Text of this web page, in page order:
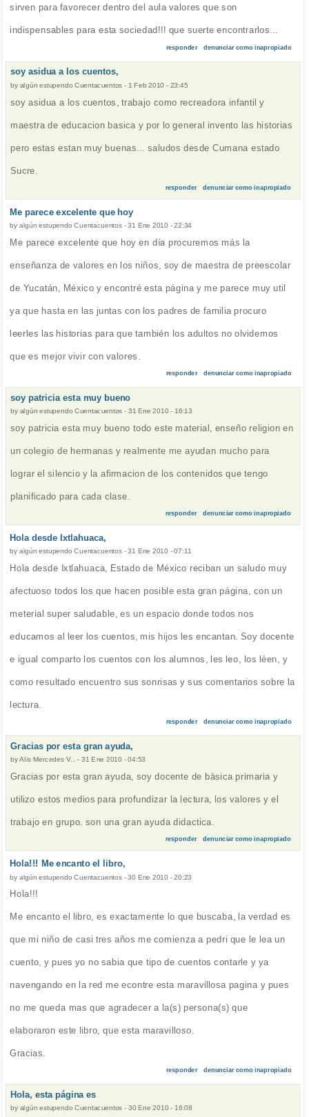
sirven para favorecer dentro del aula valores que son
indispensables para esta sociedad!!! que suerte encontrarlos...
responder denunciar como inapropiado
soy asidua a los cuentos,
by algún estupendo Cuentacuentos - 1 Feb 2010 - 23:45
soy asidua a los cuentos, trabajo como recreadora infantil y
maestra de educacion basica y por lo general invento las historias
pero estas estan muy buenas... saludos desde Cumana estado
Sucre.
responder denunciar como inapropiado
Me parece excelente que hoy
by algún estupendo Cuentacuentos-31 Ene 2010 - 22:34
Me parece excelente que hoy en día procuremos más la
enseñanza de valores en los niños, soy de maestra de preescolar
de Yucatán, México y encontré esta página y me parece muy util
ya que hasta en las juntas con los padres de familia procuro
leerles las historias para que también los adultos no olvidemos
que es mejor vivir con valores.
responder denunciar como inapropiado
soy patricia esta muy bueno
by algún estupendo Cuentacuentos - 31 Ene 2010 - 16:13
soy patricia esta muy bueno todo este material, enseño religion en
un colegio de hermanas y realmente me ayudan mucho para
lograr el silencio y la afirmacion de los contenidos que tengo
planificado para cada clase.
responder denunciar como inapropiado
Hola desde Ixtlahuaca,
by algún estupendo Cuentacuentos-31 Ene 2010 - 07:11
Hola desde Ixtlahuaca, Estado de México reciban un saludo muy
afectuoso todos los que hacen posible esta gran página, con un
meterial super saludable, es un espacio donde todos nos
educamos al leer los cuentos, mis hijos les encantan. Soy docente
e igual comparto los cuentos con los alumnos, les leo, los léen, y
como resultado encuentro sus sonrisas y sus comentarios sobre la
lectura.
responder denunciar como inapropiado
Gracias por esta gran ayuda,
byAlis Mercedes V... -31 Ene 2010 - 04:53
Gracias por esta gran ayuda, soy docente de bàsica primaria y
utilizo estos medios para profundizar la lectura, los valores y el
trabajo en grupo. son una gran ayuda didactica.
responder denunciar como inapropiado
Hola!!! Me encanto el libro,
by algún estupendo Cuentacuentos-30 Ene 2010 - 20:23
Hola!!!
Me encanto el libro, es exactamente lo que buscaba, la verdad es
que mi niño de casi tres años me comienza a pedri que le lea un
cuento, y pues yo no sabia que tipo de cuentos contarle y ya
navengando en la red me econtre esta maravillosa pagina y pues
no me queda mas que agradecer a la(s) persona(s) que
elaboraron este libro, que esta maravilloso.
Gracias.
responder denunciar como inapropiado
Hola, esta página es
by algún estupendo Cuentacuentos - 30 Ene 2010 - 16:08